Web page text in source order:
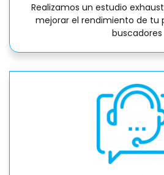
Realizamos un estudio
mejorar el rendimiento de tu
buscadores